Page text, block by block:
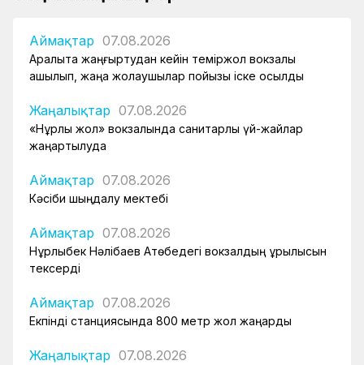
Аймақтар 07.08.2026
Арқалықта жаңғыртудан кейін теміржол вокзалы
ашылып, жаңа жолаушылар пойызы іске қосылды
Жаңалықтар 07.08.2026
«Нұрлы жол» вокзалында санитарлық үй-жайлар
жаңартылуда
Аймақтар 07.08.2026
Кәсіби шыңдалу мектебі
Аймақтар 07.08.2026
Нұрлыбек Нәлібаев Ақтөбедегі вокзалдың құрылысын
тексерді
Аймақтар 07.08.2026
Екпінді станциясында 800 метр жол жаңарды
Жаңалықтар 07.08.2026